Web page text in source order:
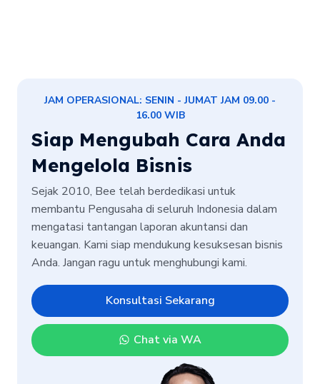
JAM OPERASIONAL: SENIN - JUMAT JAM 09.00 -
16.00 WIB
Siap Mengubah Cara Anda
Mengelola Bisnis
Sejak 2010, Bee telah berdedikasi untuk
membantu Pengusaha di seluruh Indonesia dalam
mengatasi tantangan laporan akuntansi dan
keuangan. Kami siap mendukung kesuksesan bisnis
Anda. Jangan ragu untuk menghubungi kami.
Konsultasi Sekarang
Chat via WA